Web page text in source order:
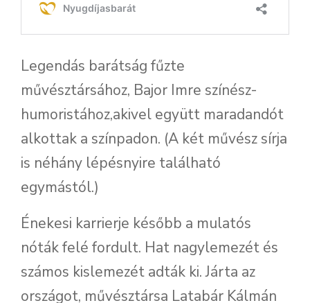
Legendás barátság fűzte
művésztársához, Bajor Imre színész-
humoristához,akivel együtt maradandót
alkottak a színpadon. (A két művész sírja
is néhány lépésnyire található
egymástól.)
Énekesi karrierje később a mulatós
nóták felé fordult. Hat nagylemezét és
számos kislemezét adták ki. Járta az
országot, művésztársa Latabár Kálmán